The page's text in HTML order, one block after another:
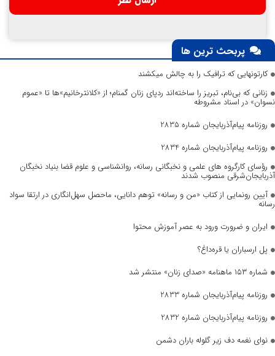
پربحث ترین ها
کارتونهایی که ترافیک را به چالش میکشند
زنانی که بی‌نام، تبریز را ساخته‌اند ردپای زنان گمنام؛ از «کلانترخانیم»ها تا «عموم
نسوان» در اسناد مشروطه
روزنامه پیام‌آذربایجان شماره 2835
روزنامه پیام‌آذربایجان شماره 2834
رؤسای کارگروه های علمی و نخبگانی رسانه، روانشناسی و علوم قضا بنیاد نخبگان
آذربایجان‌شرقی منصوب شدند
آیین رونمایی از کتاب «من و رسانه» توهم دانایی، ماحصل سهل‌انگاری در ارتقا سواد
رسانه
ایران و ضرورت ورود به عصر آموزش محتوا
پل ارسباران یا قره‌داغ؟
شماره ۱۵۳ ماهنامه «صدای زنان» منتشر شد
روزنامه پیام‌آذربایجان شماره 2833
روزنامه پیام‌آذربایجان شماره 2832
نوای نغمه دف زیر گلوله باران دشمن